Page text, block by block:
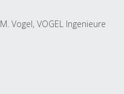
M. Vogel, VOGEL Ingenieure